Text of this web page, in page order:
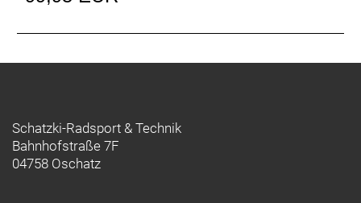
Schatzki-Radsport & Technik
Bahnhofstraße 7F
04758 Oschatz